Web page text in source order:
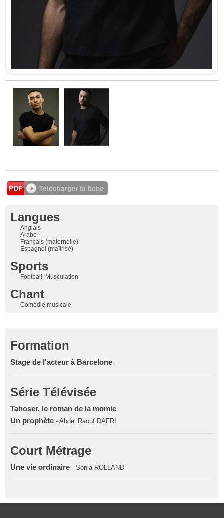
Langues
Anglais
Arabe
Français (maternelle)
Espagnol (maîtrisé)
Sports
Football, Musculation
Chant
Comédie musicale
Formation
Stage de l'acteur à Barcelone -
Série Télévisée
Tahoser, le roman de la momie
Un prophète - Abdel Raouf DAFRI
Court Métrage
Une vie ordinaire - Sonia ROLLAND